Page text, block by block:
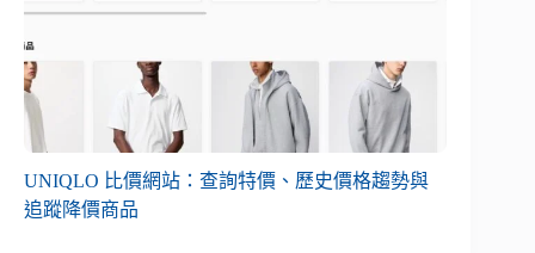
UNIQLO 比價網站：查詢特價、歷史價格趨勢與
追蹤降價商品